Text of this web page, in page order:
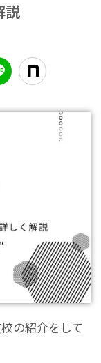
説
の紹介をして